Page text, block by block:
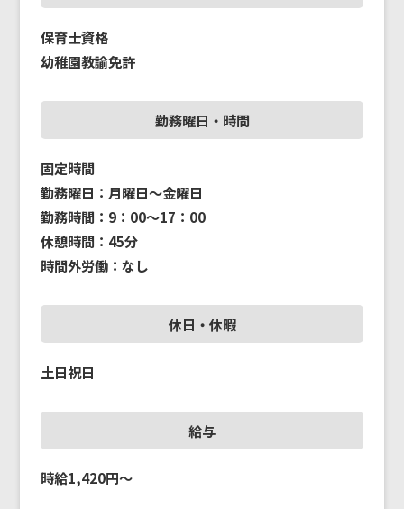
保育士資格
幼稚園教諭免許
勤務曜日・時間
固定時間
勤務曜日：月曜日～金曜日
勤務時間：9：00～17：00
休憩時間：45分
時間外労働：なし
休日・休暇
土日祝日
給与
時給1,420円～